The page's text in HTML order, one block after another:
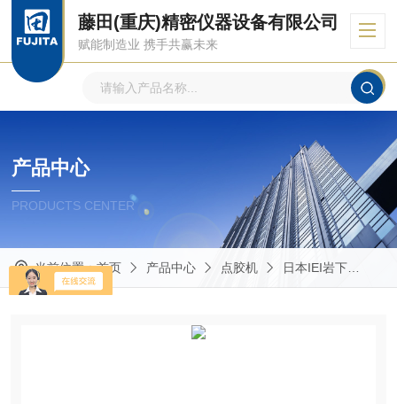
藤田(重庆)精密仪器设备有限公司
赋能制造业 携手共赢未来
产品中心
PRODUCTS CENTER
当前位置：首页 产品中心 点胶机 日本IEI岩下